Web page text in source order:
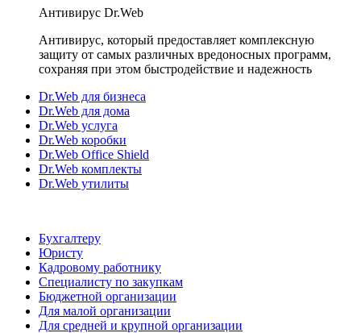
Антивирус Dr.Web
Антивирус, который предоставляет комплексную
защиту от самых различных вредоносных программ,
сохраняя при этом быстродействие и надежность
Dr.Web для бизнеса
Dr.Web для дома
Dr.Web услуга
Dr.Web коробки
Dr.Web Office Shield
Dr.Web комплекты
Dr.Web утилиты
Бухгалтеру
Юристу
Кадровому работнику
Специалисту по закупкам
Бюджетной организации
Для малой организации
Для средней и крупной организации